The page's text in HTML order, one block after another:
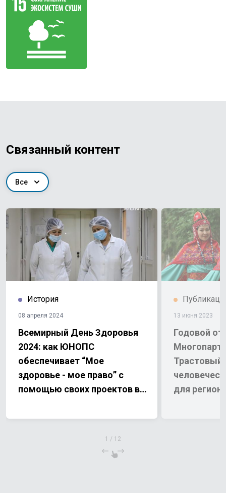
Связанный контент
Все
История
08 апреля 2024
Всемирный День Здоровья
2024: как ЮНОПС
обеспечивает “Мое
здоровье - мое право” с
помощью своих проектов в
13 июня 2023
Годовой
для
1 / 12